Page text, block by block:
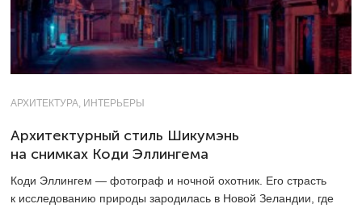
АРХИТЕКТУРА, ИНТЕРЬЕРЫ
Архитектурный стиль Шикумэнь
на снимках Коди Эллингема
Коди Эллингем — фотограф и ночной охотник. Его страсть
к исследованию природы зародилась в Новой Зеландии, где